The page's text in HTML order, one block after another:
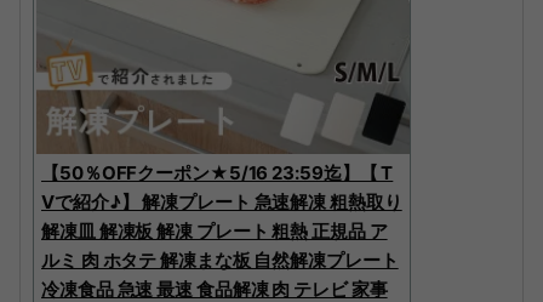
【50％OFFクーポン★5/16 23:59迄】【 T
Vで紹介♪】 解凍プレート 急速解凍 粗熱取り
解凍皿 解凍板 解凍 プレート 粗熱 正規品 ア
ルミ 肉 ホタテ 解凍まな板 自然解凍プレート
冷凍食品 急速 最速 食品解凍 肉 テレビ 家事